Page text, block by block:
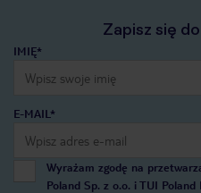
Zapisz się
IMIĘ*
E-MAIL*
Wyrażam zgodę na
Poland Sp. z o.o. i TUI